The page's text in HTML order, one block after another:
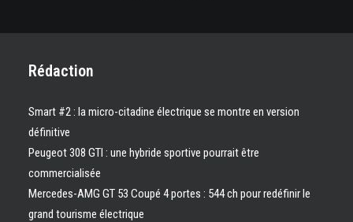
Rédaction
Smart #2 : la micro-citadine électrique se montre en version
définitive
Peugeot 308 GTI : une hybride sportive pourrait être
commercialisée
Mercedes-AMG GT 53 Coupé 4 portes : 544 ch pour redéfinir le
grand tourisme électrique